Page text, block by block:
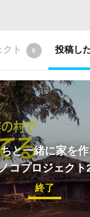
ト 0 投稿し
と一緒に家を
ノコプロジェクト
終了